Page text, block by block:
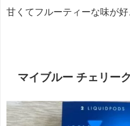
甘くてフルーティーな味が好
マイブルー チェリー